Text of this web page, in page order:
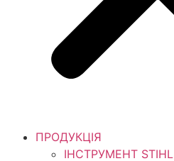
ПРОДУКЦІЯ
ІНСТРУМЕНТ STIHL